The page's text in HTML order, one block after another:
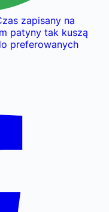
zapisany na
patyny tak kuszą
preferowanych